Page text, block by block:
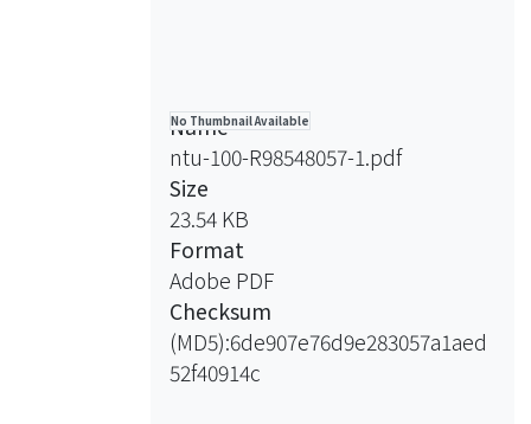
建，不同於向量心電圖理論使用的空間
座標軸，KL轉換可以找出心電訊號的
最佳基底，做為表示雙極發電器假說的
基底，該演算法已廣泛使用於訊號或圖
片的壓縮及傳輸，利用最小的均方差
(Mean Square Error)求得基底，並稱
為最佳化基底；在此利用其特性來做重
建的工作，本研究應用於心電圖的多導
程重建上，利用在身體表面少數的固定
No Thumbnail Available
Name
ntu-100-R98548057-1.pdf
Size
23.54 KB
Format
Adobe PDF
Checksum
(MD5):6de907e76d9e283057a1aed
52f40914c